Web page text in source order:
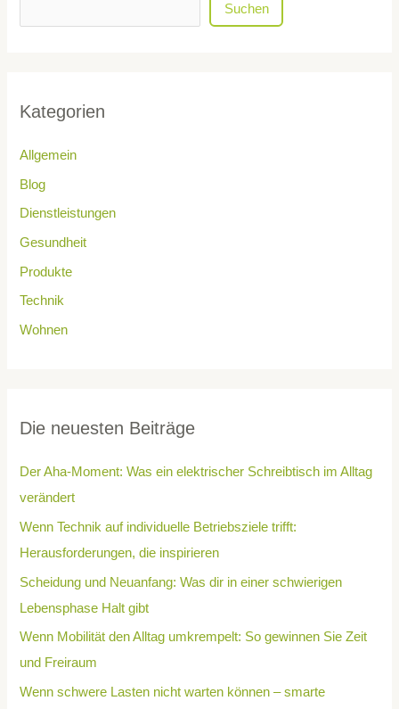
Suchen
Kategorien
Allgemein
Blog
Dienstleistungen
Gesundheit
Produkte
Technik
Wohnen
Die neuesten Beiträge
Der Aha-Moment: Was ein elektrischer Schreibtisch im Alltag
verändert
Wenn Technik auf individuelle Betriebsziele trifft:
Herausforderungen, die inspirieren
Scheidung und Neuanfang: Was dir in einer schwierigen
Lebensphase Halt gibt
Wenn Mobilität den Alltag umkrempelt: So gewinnen Sie Zeit
und Freiraum
Wenn schwere Lasten nicht warten können – smarte